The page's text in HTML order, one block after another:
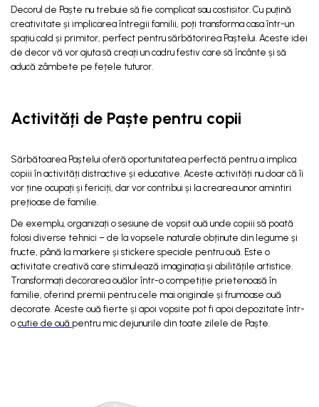
Decorul de Paște nu trebuie să fie complicat sau costisitor. Cu puțină
creativitate și implicarea întregii familii, poți transforma casa într-un
spațiu cald și primitor, perfect pentru sărbătorirea Paștelui. Aceste idei
de decor vă vor ajuta să creați un cadru festiv care să încânte și să
aducă zâmbete pe fețele tuturor.
Activități de Paște pentru copii
Sărbătoarea Paștelui oferă oportunitatea perfectă pentru a implica
copiii în activități distractive și educative. Aceste activități nu doar că îi
vor ține ocupați și fericiți, dar vor contribui și la crearea unor amintiri
prețioase de familie.
De exemplu, organizați o sesiune de vopsit ouă unde copiii să poată
folosi diverse tehnici – de la vopsele naturale obținute din legume și
fructe, până la markere și stickere speciale pentru ouă. Este o
activitate creativă care stimulează imaginația și abilitățile artistice.
Transformați decorarea ouălor într-o competiție prietenoasă în
familie, oferind premii pentru cele mai originale și frumoase ouă
decorate. Aceste ouă fierte și apoi vopsite pot fi apoi depozitate într-
o cutie de ouă pentru mic dejunurile din toate zilele de Paște.